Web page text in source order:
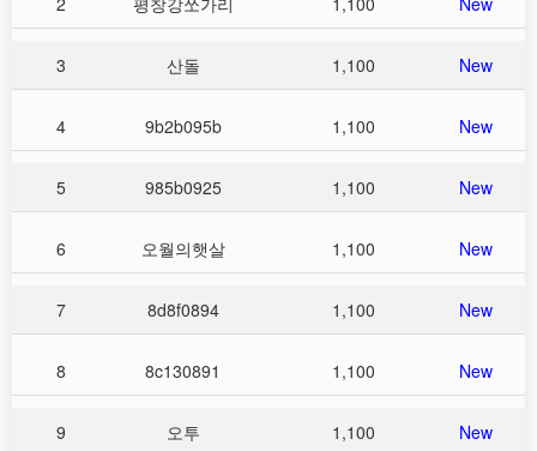
3 산돌 1,100 New
4 9b2b095b 1,100 New
5 985b0925 1,100 New
6 오월의햇살 1,100 New
7 8d8f0894 1,100 New
8 8c130891 1,100 New
9 오투 1,100 New